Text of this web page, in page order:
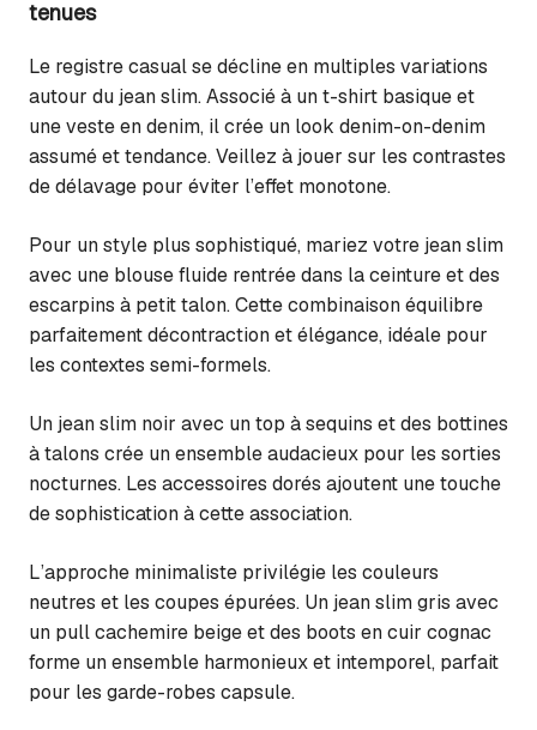
tenues
Le registre casual se décline en multiples variations
autour du jean slim. Associé à un t-shirt basique et
une veste en denim, il crée un look denim-on-denim
assumé et tendance. Veillez à jouer sur les contrastes
de délavage pour éviter l’effet monotone.
Pour un style plus sophistiqué, mariez votre jean slim
avec une blouse fluide rentrée dans la ceinture et des
escarpins à petit talon. Cette combinaison équilibre
parfaitement décontraction et élégance, idéale pour
les contextes semi-formels.
Un jean slim noir avec un top à sequins et des bottines
à talons crée un ensemble audacieux pour les sorties
nocturnes. Les accessoires dorés ajoutent une touche
de sophistication à cette association.
L’approche minimaliste privilégie les couleurs
neutres et les coupes épurées. Un jean slim gris avec
un pull cachemire beige et des boots en cuir cognac
forme un ensemble harmonieux et intemporel, parfait
pour les garde-robes capsule.